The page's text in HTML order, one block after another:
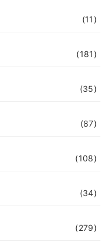
(11)
(181)
(35)
(87)
(108)
(34)
(279)